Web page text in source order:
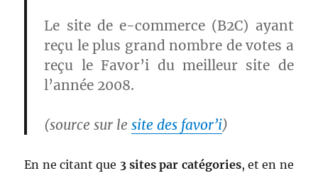
Le site de e-commerce (B2C) ayant
reçu le plus grand nombre de votes a
reçu le Favor’i du meilleur site de
l’année 2008.
(source sur lesite des favor’i)
En ne citant que 3 sites par catégories, et en ne